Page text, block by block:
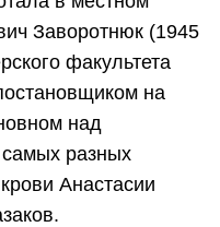
Заворотнюк (1945
факультета
на
над
разных
Анастасии